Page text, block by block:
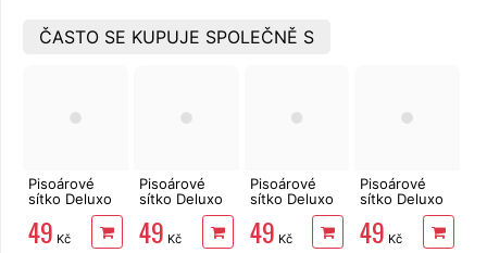
ČASTO SE KUPUJE SPOLEČNĚ S
Pisoárové
sítko Deluxo
49 Kč
Pisoárové
sítko Deluxo
49 Kč
Pisoárové
sítko Deluxo
49 Kč
Pisoárové
sítko Deluxo
Lavender
49 Kč